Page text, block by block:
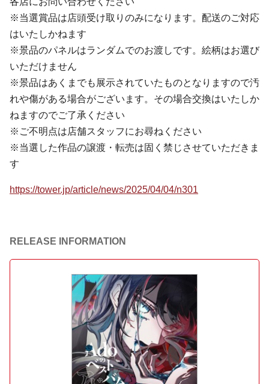
※当選賞品は店頭受け取りのみになります。配送のご対応
はいたしかねます
※景品のパネルはランダムでのお渡しです。絵柄はお選び
いただけません
※景品はあくまでも展示されていたものとなりますので汚
れや傷がある場合がございます。その場合交換はいたしか
ねますのでご了承ください
※ご不明点は店舗スタッフにお尋ねください
※当選した作品の譲渡・転売は固く禁じさせていただきま
す
https://tower.jp/article/news/2025/04/04/n301
RELEASE INFORMATION